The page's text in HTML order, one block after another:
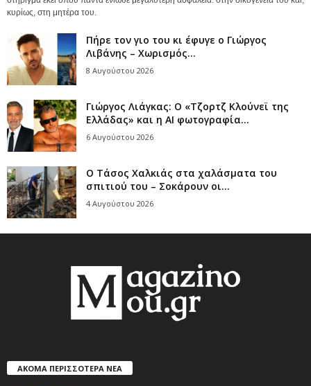
κυρίως, στη μητέρα του.
Πήρε τον γιο του κι έφυγε ο Γιώργος
Λιβάνης – Χωρισμός...
8 Αυγούστου 2026
Γιώργος Λιάγκας: Ο «Τζορτζ Κλούνεϊ της
Ελλάδας» και η AI φωτογραφία...
6 Αυγούστου 2026
Ο Τάσος Χαλκιάς στα χαλάσματα του
σπιτιού του – Σοκάρουν οι...
4 Αυγούστου 2026
ΑΚΟΜΑ ΠΕΡΙΣΣΟΤΕΡΑ ΝΕΑ